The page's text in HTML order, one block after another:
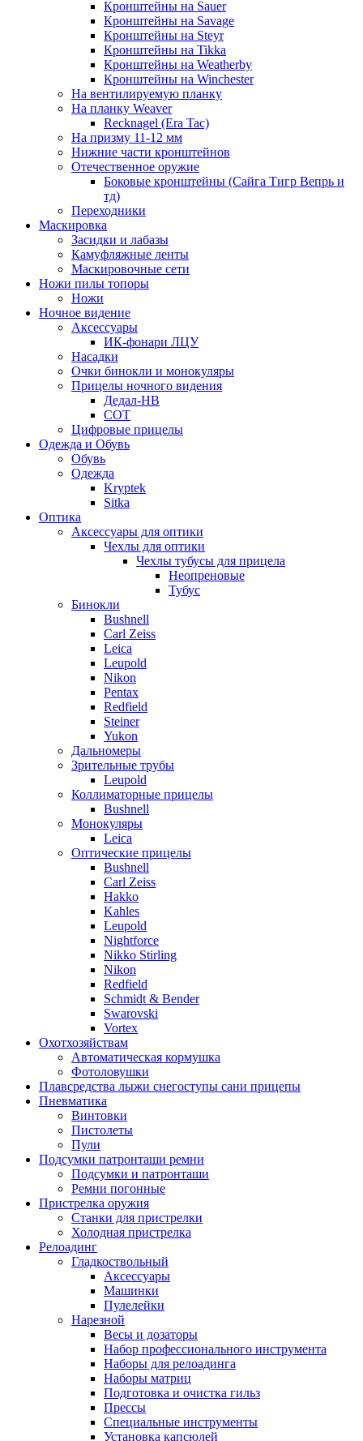
Кронштейны на Sauer
Кронштейны на Savage
Кронштейны на Steyr
Кронштейны на Tikka
Кронштейны на Weatherby
Кронштейны на Winchester
На вентилируемую планку
На планку Weaver
Recknagel (Era Tac)
На призму 11-12 мм
Нижние части кронштейнов
Отечественное оружие
Боковые кронштейны (Сайга Тигр Вепрь и
тд)
Переходники
Маскировка
Засидки и лабазы
Камуфляжные ленты
Маскировочные сети
Ножи пилы топоры
Ножи
Ночное видение
Аксессуары
ИК-фонари ЛЦУ
Насадки
Очки бинокли и монокуляры
Прицелы ночного видения
Дедал-НВ
СОТ
Цифровые прицелы
Одежда и Обувь
Обувь
Одежда
Kryptek
Sitka
Оптика
Аксессуары для оптики
Чехлы для оптики
Чехлы тубусы для прицела
Неопреновые
Тубус
Бинокли
Bushnell
Carl Zeiss
Leica
Leupold
Nikon
Pentax
Redfield
Steiner
Yukon
Дальномеры
Зрительные трубы
Leupold
Коллиматорные прицелы
Bushnell
Монокуляры
Leica
Оптические прицелы
Bushnell
Carl Zeiss
Hakko
Kahles
Leupold
Nightforce
Nikko Stirling
Nikon
Redfield
Schmidt & Bender
Swarovski
Vortex
Охотхозяйствам
Автоматическая кормушка
Фотоловушки
Плавсредства лыжи снегоступы сани прицепы
Пневматика
Винтовки
Пистолеты
Пули
Подсумки патронташи ремни
Подсумки и патронташи
Ремни погонные
Пристрелка оружия
Станки для пристрелки
Холодная пристрелка
Релоадинг
Гладкоствольный
Аксессуары
Машинки
Пулелейки
Нарезной
Весы и дозаторы
Набор профессионального инструмента
Наборы для релоадинга
Наборы матриц
Подготовка и очистка гильз
Прессы
Специальные инструменты
Установка капсюлей